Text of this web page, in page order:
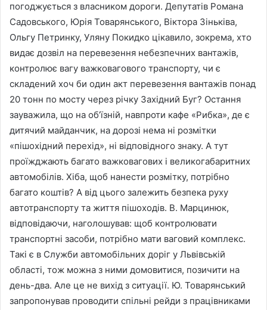
погоджується з власником дороги. Депутатів Романа
Садовського, Юрія Товарянського, Віктора Зіньківа,
Ольгу Петринку, Уляну Покидко цікавило, зокрема, хто
видає дозвіл на перевезення небезпечних вантажів,
контролює вагу важковагового транспорту, чи є
складений хоч би один акт перевезення вантажів понад
20 тонн по мосту через річку Західний Буг? Остання
зауважила, що на об’їзній, навпроти кафе «Рибка», де є
дитячий майданчик, на дорозі нема ні розмітки
«пішохідний перехід», ні відповідного знаку. А тут
проїжджають багато важковагових і великогабаритних
автомобілів. Хіба, щоб нанести розмітку, потрібно
багато коштів? А від цього залежить безпека руху
автотранспорту та життя пішоходів. В. Марцинюк,
відповідаючи, наголошував: щоб контролювати
транспортні засоби, потрібно мати ваговий комплекс.
Такі є в Служби автомобільних доріг у Львівській
області, тож можна з ними домовитися, позичити на
день-два. Але це не вихід з ситуації. Ю. Товарянський
запропонував проводити спільні рейди з працівниками